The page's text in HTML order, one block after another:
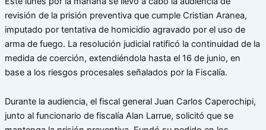
revisión de la prisión preventiva que cumple Cristian Aranea,
imputado por tentativa de homicidio agravado por el uso de
arma de fuego. La resolución judicial ratificó la continuidad de la
medida de coerción, extendiéndola hasta el 16 de junio, en
base a los riesgos procesales señalados por la Fiscalía.
Durante la audiencia, el fiscal general Juan Carlos Caperochipi,
junto al funcionario de fiscalía Alan Larrue, solicitó que se